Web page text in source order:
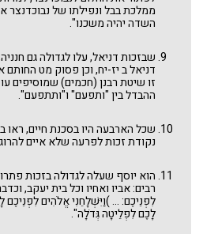
ניצבים-וילך
כי־תבוא
ראה
עקב
ואתחנן
דברים
מטות-מסעי
בלק
חקת
קורח
בהעלתך
נשא
במדבר
בהר-בחקתי
ממלכת בבל ונפילתו של נבוכדנצר
השדה יהיה משכנו".
שבזכות דניאל, עלו לגדולה גם
דניאל ב יז-יח, וכן פסוק מט
זו שיטת רבנן (חכמים)
ההבדל בין "ותפעם" ו"ותתפעם".
שכל הארבעה היו בסכנת חיים, ראו
נקודת זכות לפרעה שלא איים
הוא יוסף שעלה לגדולה בזכות
רבים: אביו ואחיו וכל בית יעקב,
לִפְנֵיכֶם: ... )וַיִּשְׁלָחֵנִי אֱלֹהִים
לָכֶם לִפְלֵיטָה גְּדֹלָה".